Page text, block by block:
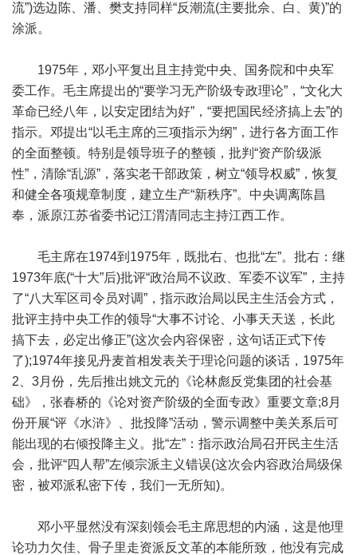
流”)选边陈、潘、樊支持同样“反潮流(主要批佘、白、黄)”的
涂派。
1975年，邓小平复出且主持党中央、国务院和中央军
委工作。毛主席提出的“要学习无产阶级专政理论”，“文化大
革命已经八年，以安定团结为好”，“要把国民经济搞上去”的
指示。邓提出“以毛主席的三项指示为纲”，进行各方面工作
的全面整顿。特别是领导班子的整顿，批判“资产阶级派
性”，清除“乱源”，落实老干部政策，树立“领导权威”，恢复
和健全各项规章制度，建立生产“新秩序”。中央调离陈昌
奉，派原江苏省委书记江渭清同志主持江西工作。
毛主席在1974到1975年，既批右、也批“左”。批右：继
1973年底(“十大”后)批评“政治局不议政、军委不议军”，主持
了“八大军区司令员对调”，指示政治局以民主生活会方式，
批评主持中央工作的领导“大事不讨论、小事天天送，长此
搞下去，必定出修正”(这次会内容保密，这句话正式下传
了);1974年接见丹麦首相发表关于理论问题的谈话，1975年
2、3月份，先后推出姚文元的《论林彪反党集团的社会基
础》，张春桥的《论对资产阶级的全面专政》重要文章;8月
份开展“评《水浒》、批投降”活动，警示调整中美关系后可
能出现的右倾投降主义。批“左”：指示政治局召开民主生活
会，批评“四人帮”左倾宗派主义错误(这次会内容政治局级保
密，被邓派私密下传，我们一无所知)。
邓小平显然没有深刻领会毛主席思想的内涵，这是他理
论功力欠佳、骨子里走资派反文革的本能所致，他没有完成